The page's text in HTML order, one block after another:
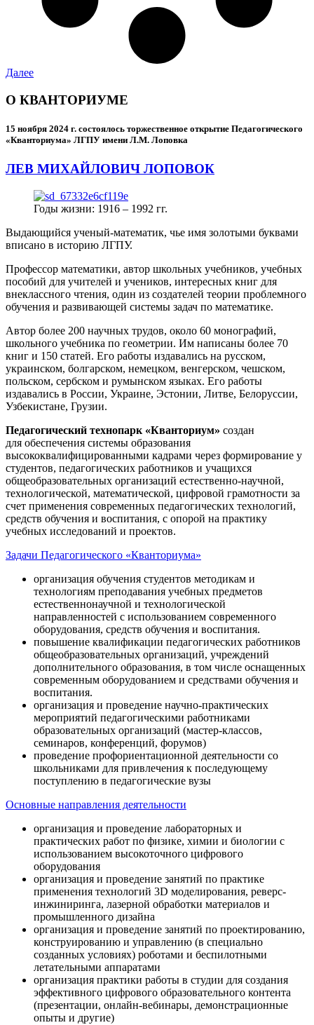
Далее
О КВАНТОРИУМЕ
15 ноября 2024 г. состоялось торжественное открытие Педагогического
«Кванториума» ЛГПУ имени Л.М. Лоповка
ЛЕВ МИХАЙЛОВИЧ ЛОПОВОК
Годы жизни: 1916 – 1992 гг.
Выдающийся ученый-математик, чье имя золотыми буквами
вписано в историю ЛГПУ.
Профессор математики, автор школьных учебников, учебных
пособий для учителей и учеников, интересных книг для
внеклассного чтения, один из создателей теории проблемного
обучения и развивающей системы задач по математике.
Автор более 200 научных трудов, около 60 монографий,
школьного учебника по геометрии. Им написаны более 70
книг и 150 статей. Его работы издавались на русском,
украинском, болгарском, немецком, венгерском, чешском,
польском, сербском и румынском языках. Его работы
издавались в России, Украине, Эстонии, Литве, Белоруссии,
Узбекистане, Грузии.
Педагогический технопарк «Кванториум» создан
для обеспечения системы образования
высококвалифицированными кадрами через формирование у
студентов, педагогических работников и учащихся
общеобразовательных организаций естественно-научной,
технологической, математической, цифровой грамотности за
счет применения современных педагогических технологий,
средств обучения и воспитания, с опорой на практику
учебных исследований и проектов.
Задачи Педагогического «Кванториума»
организация обучения студентов методикам и
технологиям преподавания учебных предметов
естественнонаучной и технологической
направленностей с использованием современного
оборудования, средств обучения и воспитания.
повышение квалификации педагогических работников
общеобразовательных организаций, учреждений
дополнительного образования, в том числе оснащенных
современным оборудованием и средствами обучения и
воспитания.
организация и проведение научно-практических
мероприятий педагогическими работниками
образовательных организаций (мастер-классов,
семинаров, конференций, форумов)
проведение профориентационной деятельности со
школьниками для привлечения к последующему
поступлению в педагогические вузы
Основные направления деятельности
организация и проведение лабораторных и
практических работ по физике, химии и биологии с
использованием высокоточного цифрового
оборудования
организация и проведение занятий по практике
применения технологий 3D моделирования, реверс-
инжиниринга, лазерной обработки материалов и
промышленного дизайна
организация и проведение занятий по проектированию,
конструированию и управлению (в специально
созданных условиях) роботами и беспилотными
летательными аппаратами
организация практики работы в студии для создания
эффективного цифрового образовательного контента
(презентации, онлайн-вебинары, демонстрационные
опыты и другие)